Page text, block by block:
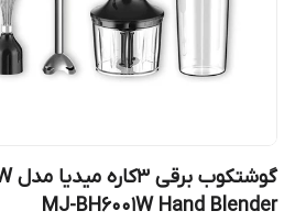
MJ-BH6001W Hand Blender